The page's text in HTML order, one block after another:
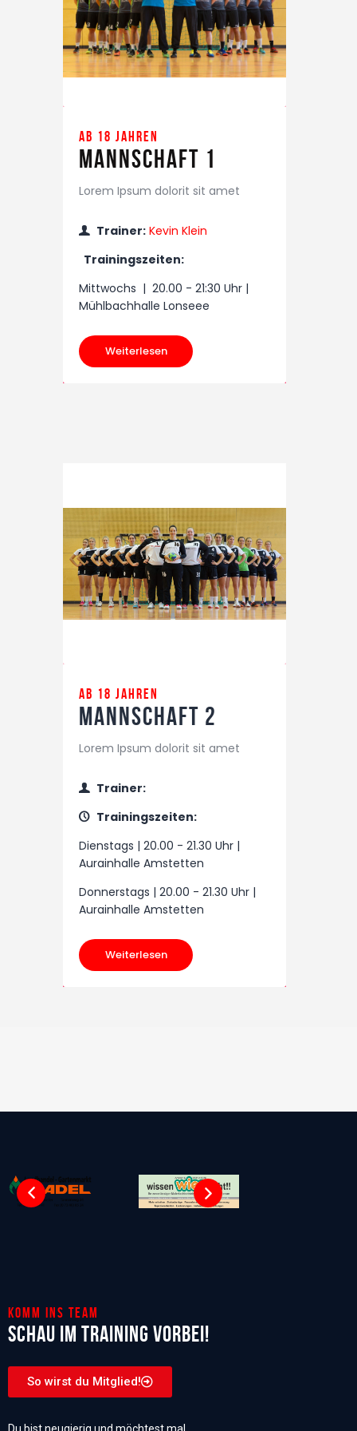
ab 18 Jahren
Mannschaft 1
Lorem Ipsum dolorit sit amet
Trainer: Kevin Klein
Trainingszeiten:
Mittwochs | 20.00 - 21:30 Uhr |
Mühlbachhalle Lonseee
Weiterlesen
ab 18 Jahren
Mannschaft 2
Lorem Ipsum dolorit sit amet
Trainer:
Trainingszeiten:
Dienstags | 20.00 - 21.30 Uhr |
Aurainhalle Amstetten
Donnerstags | 20.00 - 21.30 Uhr |
Aurainhalle Amstetten
Weiterlesen
Komm ins Team
Schau im Training vorbei!
So wirst du Mitglied!